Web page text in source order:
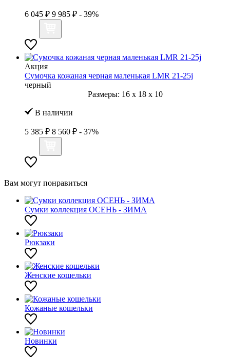
6 045 ₽ 9 985 ₽ - 39%
Акция
Сумочка кожаная черная маленькая LMR 21-25j
черный
Размеры: 16 x 18 x 10
В наличии
5 385 ₽ 8 560 ₽ - 37%
Вам могут понравиться
Сумки коллекция ОСЕНЬ - ЗИМА
Рюкзаки
Женские кошельки
Кожаные кошельки
Новинки